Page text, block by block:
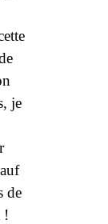
je
de
!